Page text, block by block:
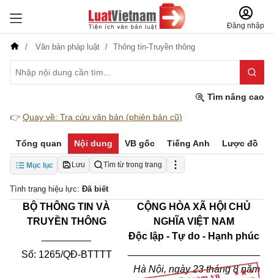
Đăng nhập
Văn bản pháp luật Thông tin-Truyền thông
Tìm nâng cao
👉 Quay về: Tra cứu văn bản (phiên bản cũ)
Tổng quan Nội dung VB gốc Tiếng Anh Lược đồ
Mục lục Lưu Tìm từ trong trang
Tình trạng hiệu lực: Đã biết
BỘ THÔNG TIN VÀ
TRUYỀN THÔNG
Số: 1265/QĐ-BTTTT
CỘNG HÒA XÃ HỘI CHỦ
NGHĨA VIỆT NAM
Độc lập - Tự do - Hạnh phúc
Hà Nội, ngày 23 tháng 8 năm